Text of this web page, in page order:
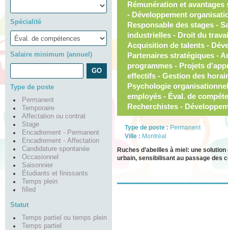
Spécialité
Salaire minimum (annuel)
Type de poste
Permanent
Temporaire
Affectation ou contrat
Stage
Encadrement - Permanent
Encadrement - Affectation
Candidature spontanée
Occasionnel
Saisonnier
Étudiants et finissants
Temps plein
filled
Statut
Temps partiel ou temps plein
Temps partiel
Rémunération et
- Développement
Responsable des stages -
industrielles - Droit du
Acquisition de talents -
Partenaires stratégiques -
programmes - Projets
effectifs - Gestion des
Psychologie
employés - Éval. de
Recherchistes -
Type de poste : Permanent
Ville : Montréal
Ruches d’abeilles à miel: une
urbain, sensibilisant au passage des